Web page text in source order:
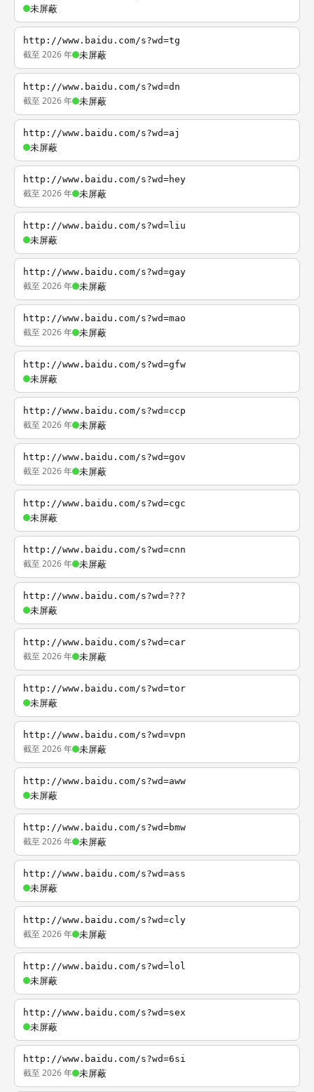
未屏蔽
http://www.baidu.com/s?wd=tg
截至 2026 年 未屏蔽
http://www.baidu.com/s?wd=dn
截至 2026 年 未屏蔽
http://www.baidu.com/s?wd=aj
未屏蔽
http://www.baidu.com/s?wd=hey
截至 2026 年 未屏蔽
http://www.baidu.com/s?wd=liu
未屏蔽
http://www.baidu.com/s?wd=gay
截至 2026 年 未屏蔽
http://www.baidu.com/s?wd=mao
截至 2026 年 未屏蔽
http://www.baidu.com/s?wd=gfw
未屏蔽
http://www.baidu.com/s?wd=ccp
截至 2026 年 未屏蔽
http://www.baidu.com/s?wd=gov
截至 2026 年 未屏蔽
http://www.baidu.com/s?wd=cgc
未屏蔽
http://www.baidu.com/s?wd=cnn
截至 2026 年 未屏蔽
http://www.baidu.com/s?wd=???
未屏蔽
http://www.baidu.com/s?wd=car
截至 2026 年 未屏蔽
http://www.baidu.com/s?wd=tor
未屏蔽
http://www.baidu.com/s?wd=vpn
截至 2026 年 未屏蔽
http://www.baidu.com/s?wd=aww
未屏蔽
http://www.baidu.com/s?wd=bmw
截至 2026 年 未屏蔽
http://www.baidu.com/s?wd=ass
未屏蔽
http://www.baidu.com/s?wd=cly
截至 2026 年 未屏蔽
http://www.baidu.com/s?wd=lol
未屏蔽
http://www.baidu.com/s?wd=sex
未屏蔽
http://www.baidu.com/s?wd=6si
截至 2026 年 未屏蔽